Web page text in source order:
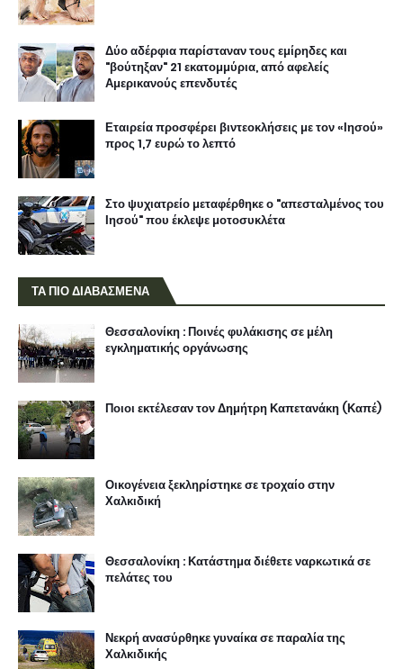
Δύο αδέρφια παρίσταναν τους εμίρηδες και
"βούτηξαν" 21 εκατομμύρια, από αφελείς
Αμερικανούς επενδυτές
Εταιρεία προσφέρει βιντεοκλήσεις με τον «Ιησού»
προς 1,7 ευρώ το λεπτό
Στο ψυχιατρείο μεταφέρθηκε ο "απεσταλμένος του
Ιησού" που έκλεψε μοτοσυκλέτα
ΤΑ ΠΙΟ ΔΙΑΒΑΣΜΕΝΑ
Θεσσαλονίκη : Ποινές φυλάκισης σε μέλη
εγκληματικής οργάνωσης
Ποιοι εκτέλεσαν τον Δημήτρη Καπετανάκη (Καπέ)
Οικογένεια ξεκληρίστηκε σε τροχαίο στην
Χαλκιδική
Θεσσαλονίκη : Κατάστημα διέθετε ναρκωτικά σε
πελάτες του
Νεκρή ανασύρθηκε γυναίκα σε παραλία της
Χαλκιδικής